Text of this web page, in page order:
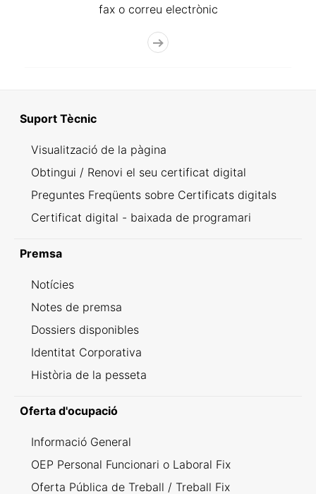
fax o correu electrònic
Suport Tècnic
Visualització de la pàgina
Obtingui / Renovi el seu certificat digital
Preguntes Freqüents sobre Certificats digitals
Certificat digital - baixada de programari
Premsa
Notícies
Notes de premsa
Dossiers disponibles
Identitat Corporativa
Història de la pesseta
Oferta d'ocupació
Informació General
OEP Personal Funcionari o Laboral Fix
Oferta Pública de Treball / Treball Fix